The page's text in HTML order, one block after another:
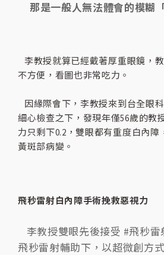
那是一般人無法體會的模糊
李教授就算已經戴著厚重眼鏡，
不方便，看圖也非常吃力。
因緣際會下，李教授來到台全眼
細心檢查之下，發現年僅56歲的教
力只剩下0.2，雙眼都有重度白內障
黃斑部病變。
飛秒雷射白內障手術挽救惡視力
李教授雙眼先後接受 #飛秒雷
飛秒雷射輔助下，以超微創方